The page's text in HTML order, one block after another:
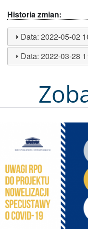
Historia zmian:
Data:2022-05-02
Data:2022-03-28